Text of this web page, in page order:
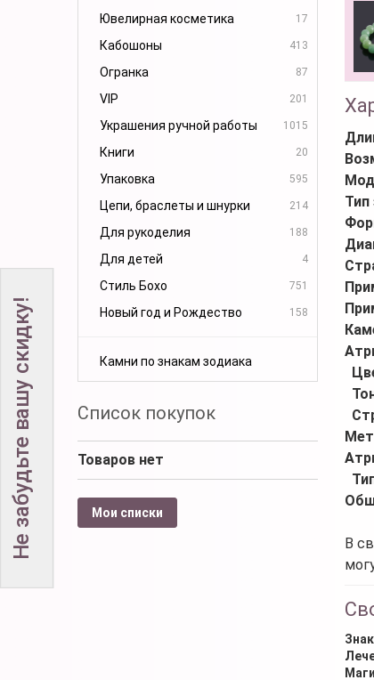
Ювелирная косметика 17
Кабошоны 413
Огранка 87
VIP 201
Украшения ручной работы 1015
Книги 20
Упаковка 595
Цепи, браслеты и шнурки 214
Для рукоделия 188
Для детей 4
Стиль Бохо 751
Новый год и Рождество 158
Камни по знакам зодиака
Список покупок
Товаров нет
Мои списки
Тип
В
Не забудьте вашу скидку!